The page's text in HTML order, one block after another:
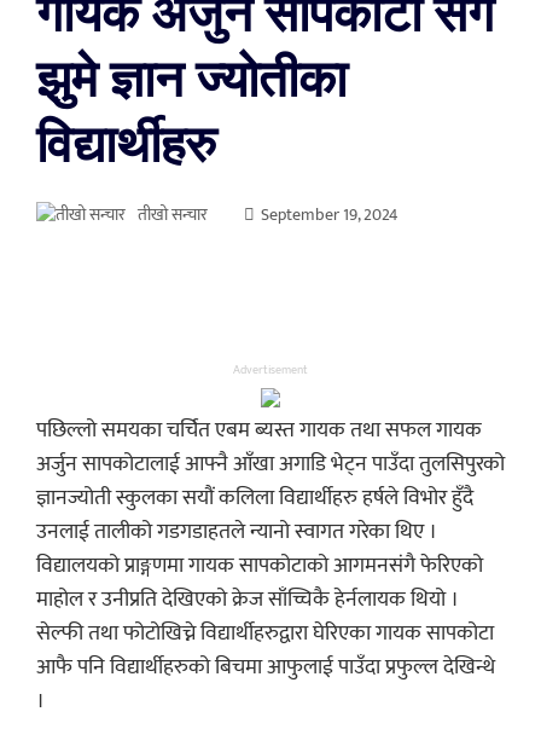
झुमे ज्ञान ज्योतीका
विद्यार्थीहरु
तीखो सन्चार September 19, 2024
Advertisement
पछिल्लो समयका चर्चित एबम ब्यस्त गायक तथा सफल गायक
अर्जुन सापकोटालाई आफ्नै आँखा अगाडि भेट्न पाउँदा तुलसिपुरको
ज्ञानज्योती स्कुलका सयौं कलिला विद्यार्थीहरु हर्षले विभोर हुँदै
उनलाई तालीको गडगडाहतले न्यानो स्वागत गरेका थिए ।
विद्यालयको प्राङ्गणमा गायक सापकोटाको आगमनसंगै फेरिएको
माहोल र उनीप्रति देखिएको क्रेज साँच्चिकै हेर्नलायक थियो ।
सेल्फी तथा फोटोखिच्ने विद्यार्थीहरुद्वारा घेरिएका गायक सापकोटा
आफै पनि विद्यार्थीहरुको बिचमा आफुलाई पाउँदा प्रफुल्ल देखिन्थे
।